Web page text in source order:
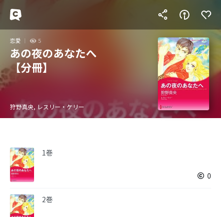
恋愛 5
あの夜のあなたへ
【分冊】
狩野真央, レスリー・ケリー
1巻
0
2巻